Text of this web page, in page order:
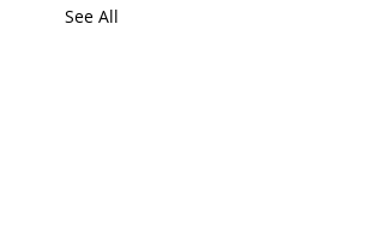
See All